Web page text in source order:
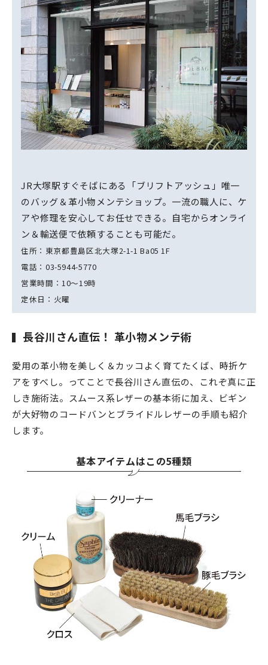
JR大塚駅すぐそばにある「ブリフトアッシュ」唯一
のバッグ＆革小物メンテショップ。一流の職人に、ケ
アや修理を安心してお任せできる。自宅からオンライ
ン＆輸送便で依頼することも可能だ。
住所：東京都豊島区北大塚2-1-1 Ba05 1F
電話：03-5944-5770
営業時間：10～19時
定休日：火曜
長谷川さん直伝！ 革小物メンテ術
愛用の革小物を美しく＆カッコよく育てたくば、時折ケ
アをすべし。ってことで長谷川さん直伝の、これぞ真に正
しき施術法。スムース系レザーの基本術に加え、ビギン
が大好物のコードバンとブライドルレザーの手順も紹介
します。
基本アイテムはこの5種類